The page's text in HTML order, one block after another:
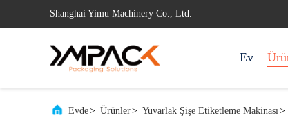
Shanghai Yimu Machinery Co., Ltd.
Ev
Evde> Ürünler> Yuvarlak Şişe Etiketleme Makinası>